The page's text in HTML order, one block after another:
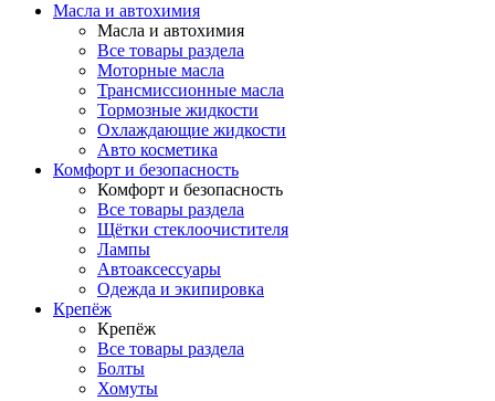
Масла и автохимия
Масла и автохимия
Все товары раздела
Моторные масла
Трансмиссионные масла
Тормозные жидкости
Охлаждающие жидкости
Авто косметика
Комфорт и безопасность
Комфорт и безопасность
Все товары раздела
Щётки стеклоочистителя
Лампы
Автоаксессуары
Одежда и экипировка
Крепёж
Крепёж
Все товары раздела
Болты
Хомуты